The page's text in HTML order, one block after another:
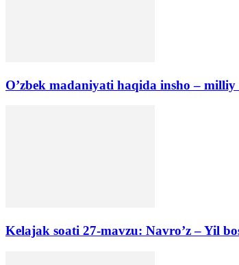
O’zbek madaniyati haqida insho –
Kelajak soati 27-mavzu: Navro’z – Yil